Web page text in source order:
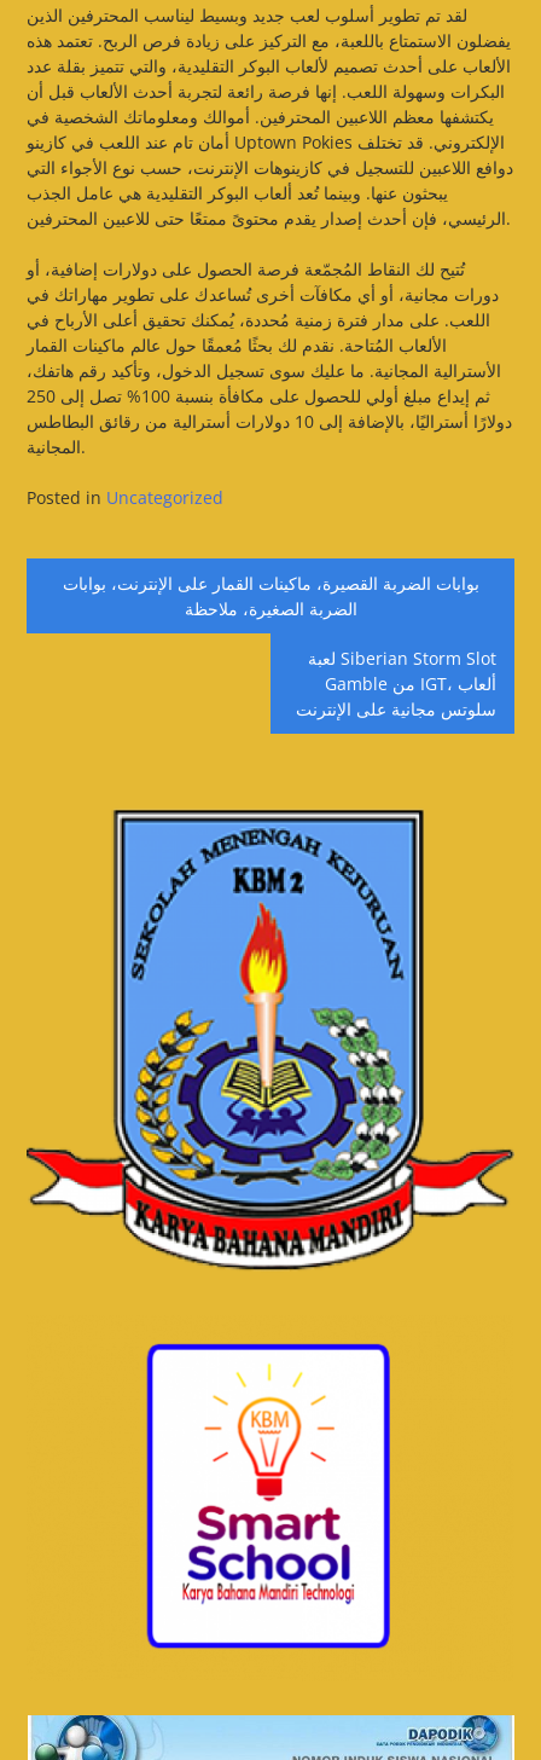
لقد تم تطوير أسلوب لعب جديد وبسيط ليناسب المحترفين الذين
يفضلون الاستمتاع باللعبة، مع التركيز على زيادة فرص الربح. تعتمد هذه
الألعاب على أحدث تصميم لألعاب البوكر التقليدية، والتي تتميز بقلة عدد
البكرات وسهولة اللعب. إنها فرصة رائعة لتجربة أحدث الألعاب قبل أن
يكتشفها معظم اللاعبين المحترفين. أموالك ومعلوماتك الشخصية في
أمان تام عند اللعب في كازينو Uptown Pokies الإلكتروني. قد تختلف
دوافع اللاعبين للتسجيل في كازينوهات الإنترنت، حسب نوع الأجواء التي
يبحثون عنها. وبينما تُعد ألعاب البوكر التقليدية هي عامل الجذب
الرئيسي، فإن أحدث إصدار يقدم محتوىً ممتعًا حتى للاعبين المحترفين.
تُتيح لك النقاط المُجمّعة فرصة الحصول على دولارات إضافية، أو
دورات مجانية، أو أي مكافآت أخرى تُساعدك على تطوير مهاراتك في
اللعب. على مدار فترة زمنية مُحددة، يُمكنك تحقيق أعلى الأرباح في
الألعاب المُتاحة. نقدم لك بحثًا مُعمقًا حول عالم ماكينات القمار
الأسترالية المجانية. ما عليك سوى تسجيل الدخول، وتأكيد رقم هاتفك،
ثم إيداع مبلغ أولي للحصول على مكافأة بنسبة 100% تصل إلى 250
دولارًا أستراليًا، بالإضافة إلى 10 دولارات أسترالية من رقائق البطاطس
المجانية.
Posted in Uncategorized
Post
navigation
بوابات الضربة القصيرة، ماكينات القمار على الإنترنت، بوابات
الضربة الصغيرة، ملاحظة
لعبة Siberian Storm Slot
Gamble من IGT، ألعاب
سلوتس مجانية على الإنترنت